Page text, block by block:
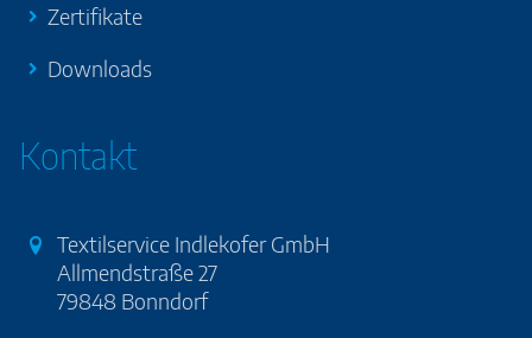
Zertifikate
Downloads
Kontakt
Textilservice Indlekofer GmbH
Allmendstraße 27
79848 Bonndorf